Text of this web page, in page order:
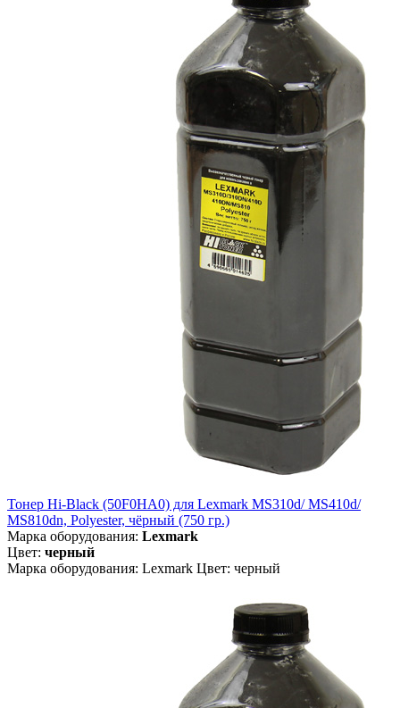
Тонер Hi-Black (50F0HA0) для Lexmark MS310d/ MS410d/
MS810dn, Polyester, чёрный (750 гр.)
Марка оборудования: Lexmark
Цвет: черный
Марка оборудования: Lexmark Цвет: черный